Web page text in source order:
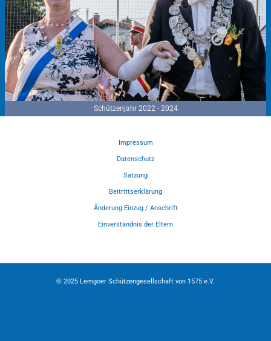
Schützenjahr 2022 - 2024
Impressum
Datenschutz
Satzung
Beitrittserklärung
Änderung Einzug / Anschrift
Einverständnis der Eltern
© 2025 Lemgoer Schützengesellschaft von 1575 e.V.